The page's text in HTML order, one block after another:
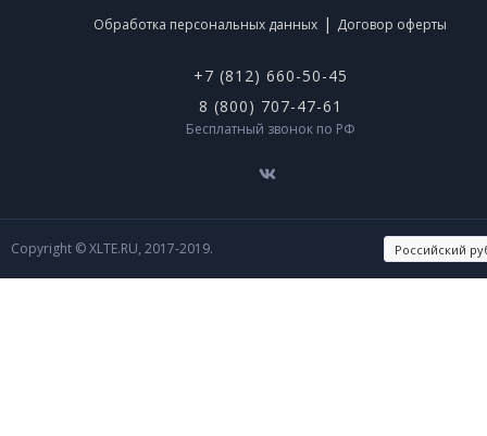
Обработка персональных данных | Договор оферты
+7 (812) 660-50-45
8 (800) 707-47-61
Бесплатный звонок по РФ
Copyright © XLTE.RU, 2017-2019.